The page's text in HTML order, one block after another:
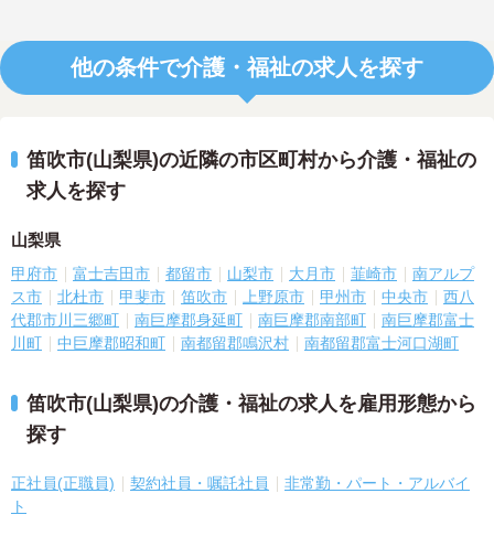
他の条件で介護・福祉の求人を探す
笛吹市(山梨県)の近隣の市区町村から介護・福祉の
求人を探す
山梨県
甲府市 富士吉田市 都留市 山梨市 大月市 韮崎市
南アルプ
ス市
北杜市 甲斐市 笛吹市 上野原市 甲州市 中央市
西八
代郡市川三郷町
南巨摩郡身延町 南巨摩郡南部町
南巨摩郡富士
川町
中巨摩郡昭和町 南都留郡鳴沢村 南都留郡富士河口湖町
笛吹市(山梨県)の介護・福祉の求人を雇用形態から
探す
正社員(正職員) 契約社員・嘱託社員
非常勤・パート・アルバイ
ト